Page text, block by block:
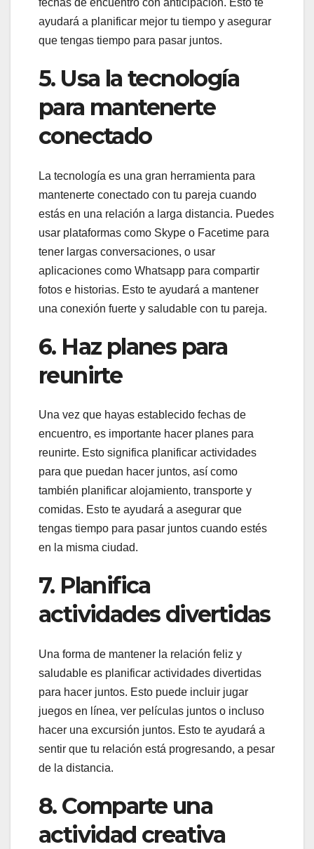
fechas de encuentro con anticipación. Esto te
ayudará a planificar mejor tu tiempo y asegurar
que tengas tiempo para pasar juntos.
5. Usa la tecnología
para mantenerte
conectado
La tecnología es una gran herramienta para
mantenerte conectado con tu pareja cuando
estás en una relación a larga distancia. Puedes
usar plataformas como Skype o Facetime para
tener largas conversaciones, o usar
aplicaciones como Whatsapp para compartir
fotos e historias. Esto te ayudará a mantener
una conexión fuerte y saludable con tu pareja.
6. Haz planes para
reunirte
Una vez que hayas establecido fechas de
encuentro, es importante hacer planes para
reunirte. Esto significa planificar actividades
para que puedan hacer juntos, así como
también planificar alojamiento, transporte y
comidas. Esto te ayudará a asegurar que
tengas tiempo para pasar juntos cuando estés
en la misma ciudad.
7. Planifica
actividades divertidas
Una forma de mantener la relación feliz y
saludable es planificar actividades divertidas
para hacer juntos. Esto puede incluir jugar
juegos en línea, ver películas juntos o incluso
hacer una excursión juntos. Esto te ayudará a
sentir que tu relación está progresando, a pesar
de la distancia.
8. Comparte una
actividad creativa